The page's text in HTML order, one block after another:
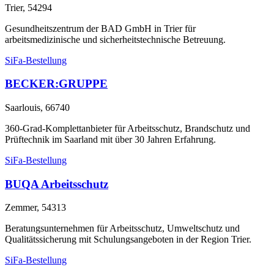
Trier, 54294
Gesundheitszentrum der BAD GmbH in Trier für
arbeitsmedizinische und sicherheitstechnische Betreuung.
SiFa-Bestellung
BECKER:GRUPPE
Saarlouis, 66740
360-Grad-Komplettanbieter für Arbeitsschutz, Brandschutz und
Prüftechnik im Saarland mit über 30 Jahren Erfahrung.
SiFa-Bestellung
BUQA Arbeitsschutz
Zemmer, 54313
Beratungsunternehmen für Arbeitsschutz, Umweltschutz und
Qualitätssicherung mit Schulungsangeboten in der Region Trier.
SiFa-Bestellung